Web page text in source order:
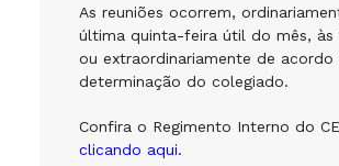
As reuniões ocorrem,
última quinta-feira útil do mês, às
ou extraordinariamente de acordo
determinação do colegiado.
Confira o Regimento Interno do
clicando aqui.